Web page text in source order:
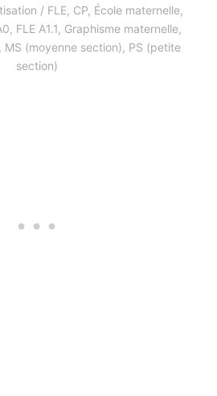
/ FLE, CP, École maternelle,
, FLE A1.1, Graphisme maternelle,
, MS (moyenne section), PS (petite
section)